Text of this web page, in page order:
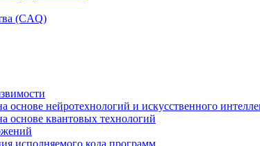
(CAQ)
основе нейротехнологий и искусственного
основе квантовых технологий
исполняемого кода программ